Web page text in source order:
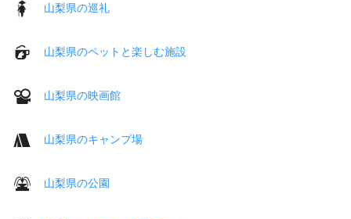
山梨県の巡礼
山梨県のペットと楽しむ施設
山梨県の映画館
山梨県のキャンプ場
山梨県の公園